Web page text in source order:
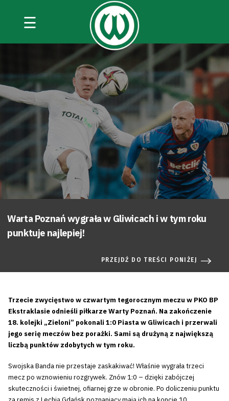
☰
Warta Poznań wygrała w Gliwicach i w tym roku
punktuje najlepiej!
PRZEJDŹ DO TREŚCI PONIŻEJ
Trzecie zwycięstwo w czwartym tegorocznym meczu w PKO BP
Ekstraklasie odnieśli piłkarze Warty Poznań. Na zakończenie
18. kolejki „Zieloni” pokonali 1:0 Piasta w Gliwicach i przerwali
jego serię meczów bez porażki. Sami są drużyną z największą
liczbą punktów zdobytych w tym roku.
Swojska Banda nie przestaje zaskakiwać! Właśnie wygrała trzeci
mecz po wznowieniu rozgrywek. Znów 1:0 – dzięki zabójczej
skuteczności i świetnej, ofiarnej grze w obronie. Po doliczeniu punktu